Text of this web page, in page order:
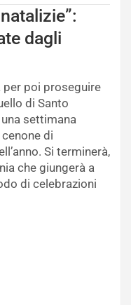
dagli
per poi proseguire
di Santo
settimana
di
Si terminerà,
che giungerà a
di celebrazioni